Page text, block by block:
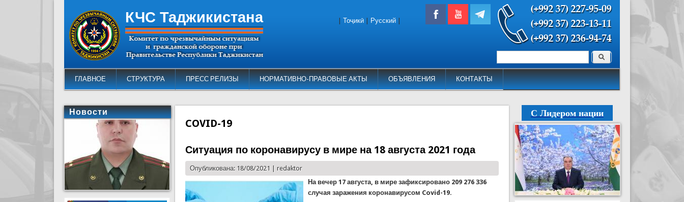
КЧС Таджикистана
ГЛАВНОЕ СТРУКТУРА ПРЕСС РЕЛИЗЫ НОРМАТИВНО-ПРАВОВЫЕ АКТЫ ОБЪЯВЛЕНИЯ КОНТАКТЫ
Форма поиска Поиск
Тоҷикӣ Русский
COVID-19
Ситуация по коронавирусу в мире на 18 августа 2021 года
Опубликована: 18/08/2021 |redaktor
На вечер 17 августа, в мире зафиксировано 209 276 336
случая заражения коронавирусом Covid-19.
Новости С Лидером нации